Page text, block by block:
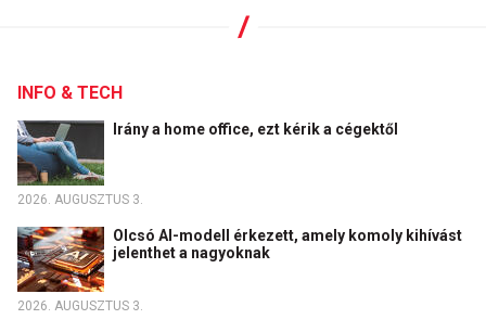
INFO & TECH
Irány a home office, ezt kérik a cégektől
2026. AUGUSZTUS 3.
Olcsó AI-modell érkezett, amely komoly kihívást
jelenthet a nagyoknak
2026. AUGUSZTUS 3.